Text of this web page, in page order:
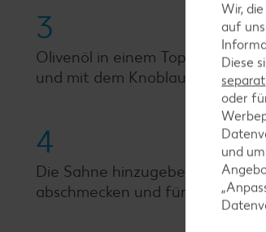
3
Olivenöl in einem Topf erhitzen
und mit dem Knoblauch
4
Die Sahne hinzugeben und
abschmecken und für etwa 20
Wir,
auf
Diese
separat
oder
und